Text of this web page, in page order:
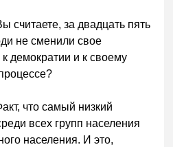
считаете, за двадцать пять
не сменили свое
демократии и к своему
что самый низкий
всех групп населения
населения. И это,